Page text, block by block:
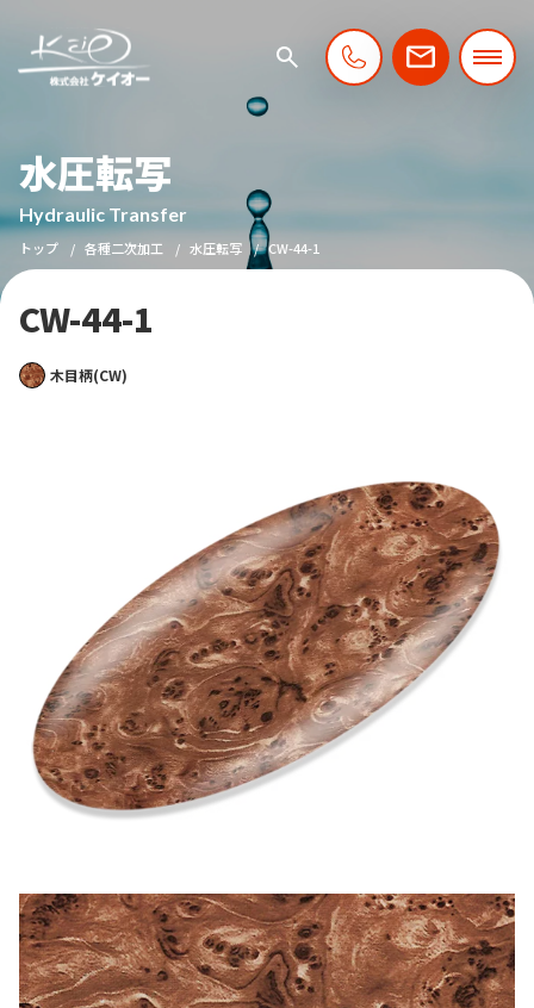
水圧転写
Hydraulic Transfer
トップ 各種二次加工 水圧転写 CW-44-1
CW-44-1
木目柄(CW)